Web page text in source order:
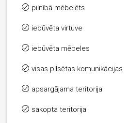
pilnībā mēbelēts
iebūvēta virtuve
iebūvēta mēbeles
visas pilsētas komunikācijas
apsargājama teritorija
sakopta teritorija